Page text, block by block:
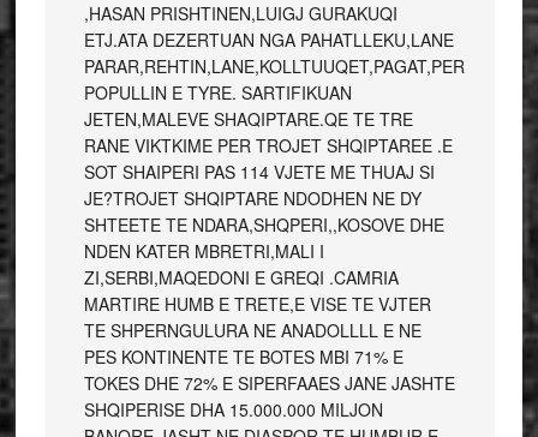
,HASAN PRISHTINEN,LUIGJ GURAKUQI
ETJ.ATA DEZERTUAN NGA PAHATLLEKU,LANE
PARAR,REHTIN,LANE,KOLLTUUQET,PAGAT,PER
POPULLIN E TYRE. SARTIFIKUAN
JETEN,MALEVE SHAQIPTARE.QE TE TRE
RANE VIKTKIME PER TROJET SHQIPTAREE .E
SOT SHAIPERI PAS 114 VJETE ME THUAJ SI
JE?TROJET SHQIPTARE NDODHEN NE DY
SHTEETE TE NDARA,SHQPERI,,KOSOVE DHE
NDEN KATER MBRETRI,MALI I
ZI,SERBI,MAQEDONI E GREQI .CAMRIA
MARTIRE HUMB E TRETE,E VISE TE VJTER
TE SHPERNGULURA NE ANADOLLLL E NE
PES KONTINENTE TE BOTES MBI 71% E
TOKES DHE 72% E SIPERFAAES JANE JASHTE
SHQIPERISE DHA 15.000.000 MILJON